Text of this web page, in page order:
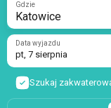
Gdzie
Data wyjazdu
pt, 7 sierpnia
Szukaj